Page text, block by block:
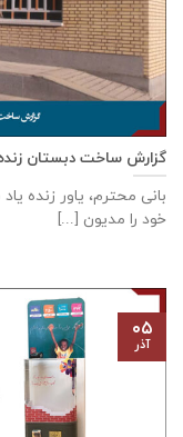
گزارش ساخت دبستان زنده ياد
بانی محترم، یاور زنده
خود را مدیون [...]
۰۵
آذر